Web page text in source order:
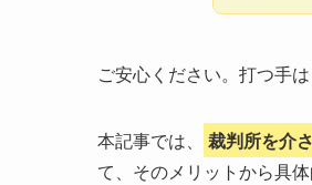
ご安心ください。打つ手
本記事では、 裁判所を介
て、そのメリットから具